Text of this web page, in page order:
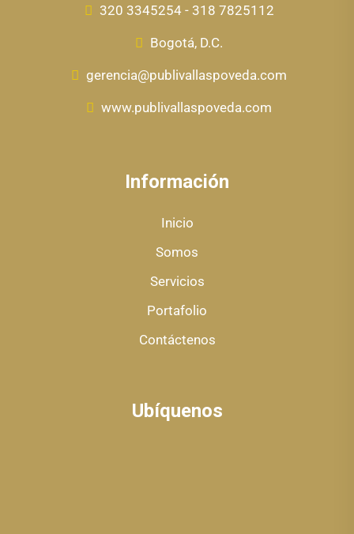
320 3345254 - 318 7825112
Bogotá, D.C.
gerencia@publivallaspoveda.com
www.publivallaspoveda.com
Información
Inicio
Somos
Servicios
Portafolio
Contáctenos
Ubíquenos